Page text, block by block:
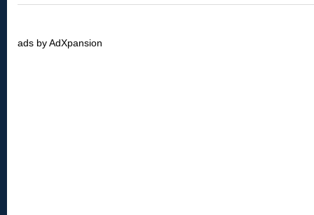
ads by AdXpansion